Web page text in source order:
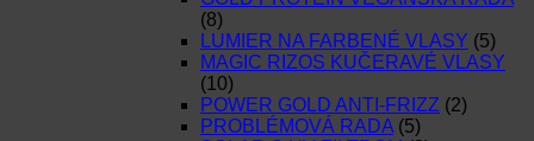
(8)
LUMIER NA FARBENÉ VLASY (5)
MAGIC RIZOS KUČERAVÉ VLASY
(10)
POWER GOLD ANTI-FRIZZ (2)
PROBLÉMOVÁ RADA (5)